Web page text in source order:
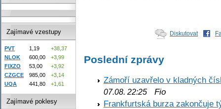
Diskutovat
Poslední zprávy
Zámoří uzavřelo v kladných
07.08. 22:25 Fio
Frankfurtská burza zakončuje
Zajímavé vzestupy
PVT 1,19
+38,37
NLOK
600,00
+3,99
FIXZO
53,00
+3,92
CZGCE
985,00
+3,14
UQA
441,80 +1,61
Zajímavé poklesy